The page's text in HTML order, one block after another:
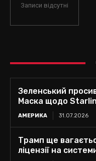
Записи відсутні
Зеленський
Маска щодо
АМЕРИКА 31.07.2026
Трамп ще
ліцензії на